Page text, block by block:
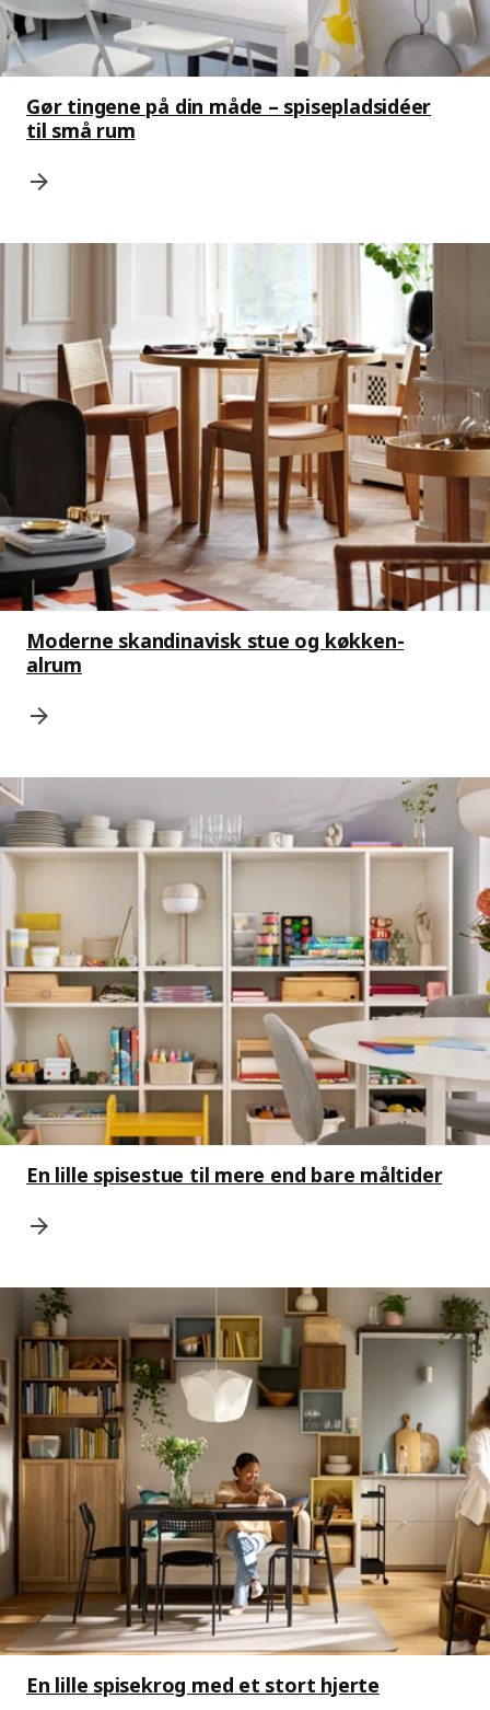
Gør tingene på din måde – spisepladsidéer
til små rum
Moderne skandinavisk stue og køkken-
alrum
En lille spisestue til mere end bare måltider
En lille spisekrog med et stort hjerte